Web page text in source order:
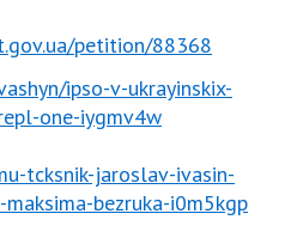
petition/88368
ipso-v-ukrayinskix-
one-iygmv4w
tcksnik-jaroslav-ivasin-
bezruka-i0m5kgp